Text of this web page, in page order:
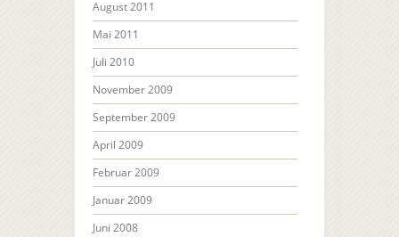
August 2011
Mai 2011
Juli 2010
November 2009
September 2009
April 2009
Februar 2009
Januar 2009
Juni 2008